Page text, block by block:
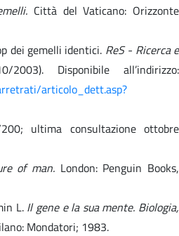
Città del Vaticano: Orizzonte
dei gemelli identici. ReS - Ricerca e
Disponibile all’indirizzo:
articolo_dett.asp?
ultima consultazione ottobre
of man. London: Penguin Books,
L. Il gene e la sua mente. Biologia,
Mondatori; 1983.